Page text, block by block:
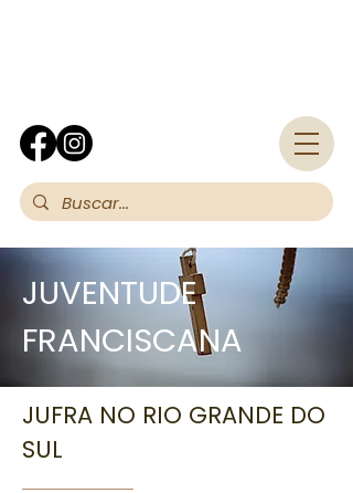
JUVENTUDE
FRANCISCANA
JUFRA NO RIO GRANDE DO
SUL